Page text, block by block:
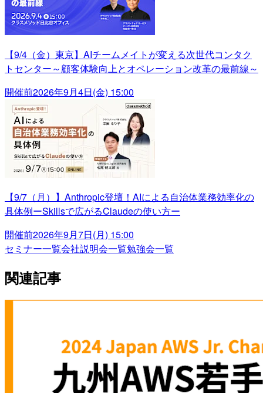
【9/4（金）東京】AIチームメイトが変える次世代コンタク
トセンター～顧客体験向上とオペレーション改革の最前線～
開催前2026年9月4日(金) 15:00
【9/7（月）】Anthropic登壇！AIによる自治体業務効率化の
具体例ーSkillsで広がるClaudeの使い方ー
開催前2026年9月7日(月) 15:00
セミナー一覧会社説明会一覧勉強会一覧
関連記事